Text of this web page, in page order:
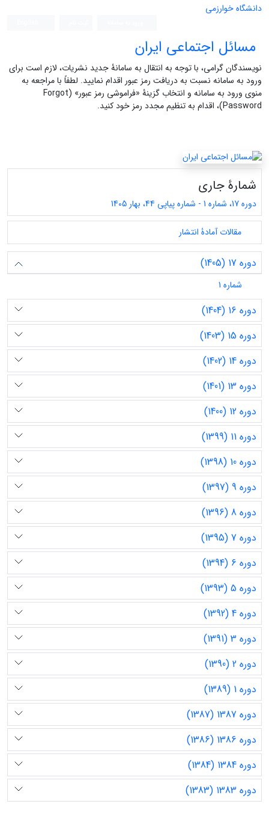
دانشگاه خوارزمی
مسائل اجتماعی ایران
نویسندگان گرامی، با توجه به انتقال به سامانۀ جدید نشریات، لازم است برای
ورود به سامانه نسبت به دریافت رمز عبور اقدام نمایید. لطفاً با مراجعه به
منوی ورود به سامانه و انتخاب گزینۀ «فراموشی رمز عبور» (Forgot
Password)، اقدام به تنظیم مجدد رمز خود کنید.
شمارۀ جاری
دوره 17، شماره 1 - شماره پیاپی 44، بهار 1405
مقالات آمادۀ انتشار
دوره 17 (1405)
شماره 1
دوره 16 (1404)
دوره 15 (1403)
دوره 14 (1402)
دوره 13 (1401)
دوره 12 (1400)
دوره 11 (1399)
دوره 10 (1398)
دوره 9 (1397)
دوره 8 (1396)
دوره 7 (1395)
دوره 6 (1394)
دوره 5 (1393)
دوره 4 (1392)
دوره 3 (1391)
دوره 2 (1390)
دوره 1 (1389)
دوره 1387 (1387)
دوره 1386 (1386)
دوره 1384 (1384)
دوره 1383 (1383)